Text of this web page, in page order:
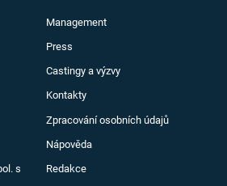
Management
Press
Castingy a výzvy
Kontakty
Zpracování osobních údajů
Nápověda
s
Redakce